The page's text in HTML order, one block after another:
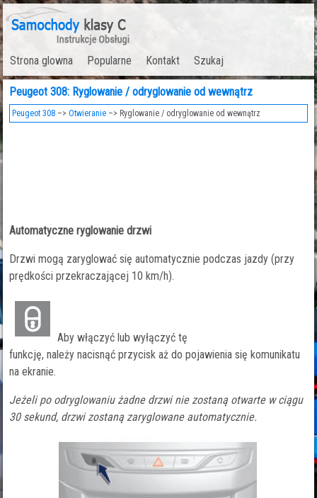
Strona glowna Popularne Kontakt Szukaj
Peugeot 308: Ryglowanie / odryglowanie od wewnątrz
Peugeot 308 –>Otwieranie –> Ryglowanie / odryglowanie od wewnątrz
Automatyczne ryglowanie drzwi
Drzwi mogą zaryglować się automatycznie podczas jazdy (przy
prędkości przekraczającej 10 km/h).
Aby włączyć lub wyłączyć tę
funkcję, należy nacisnąć przycisk aż do pojawienia się komunikatu
na ekranie.
Jeżeli po odryglowaniu żadne drzwi nie zostaną otwarte w ciągu
30 sekund, drzwi zostaną zaryglowane automatycznie.